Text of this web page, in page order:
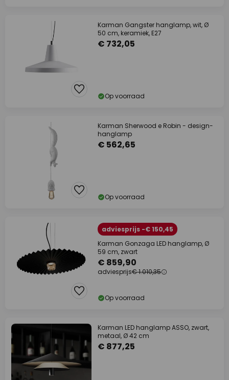
Karman Gangster hanglamp, wit, Ø
50 cm, keramiek, E27
€ 732,05
Op voorraad
Karman Sherwood e Robin - design-
hanglamp
€ 562,65
Op voorraad
adviesprijs -€ 150,45
Karman Gonzaga LED hanglamp, Ø
59 cm, zwart
€ 859,90
adviesprijs€ 1.010,35
Op voorraad
Karman LED hanglamp ASSO, zwart,
metaal, Ø 42 cm
€ 877,25